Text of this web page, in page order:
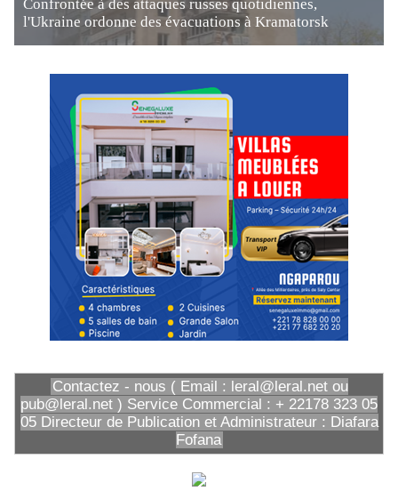
Confrontée à des attaques russes quotidiennes,
l'Ukraine ordonne des évacuations à Kramatorsk
Contactez - nous ( Email : leral@leral.net ou
pub@leral.net ) Service Commercial : + 22178 323 05
05 Directeur de Publication et Administrateur : Diafara
Fofana